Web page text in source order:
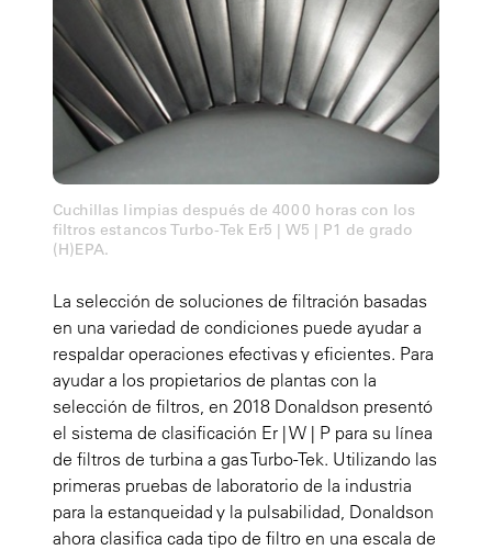
Cuchillas limpias después de 4000 horas con los
filtros estancos Turbo-Tek Er5 | W5 | P1 de grado
(H)EPA.
La selección de soluciones de filtración basadas
en una variedad de condiciones puede ayudar a
respaldar operaciones efectivas y eficientes. Para
ayudar a los propietarios de plantas con la
selección de filtros, en 2018 Donaldson presentó
el sistema de clasificación Er | W | P para su línea
de filtros de turbina a gas Turbo-Tek. Utilizando las
primeras pruebas de laboratorio de la industria
para la estanqueidad y la pulsabilidad, Donaldson
ahora clasifica cada tipo de filtro en una escala de